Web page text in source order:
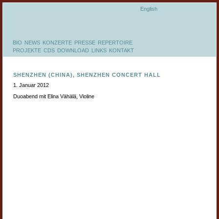
English
BIO NEWS KONZERTE PRESSE REPERTOIRE
PROJEKTE CDS DOWNLOAD LINKS KONTAKT
SHENZHEN (CHINA), SHENZHEN CONCERT HALL
1. Januar 2012
Duoabend mit Elina Vähälä, Violine